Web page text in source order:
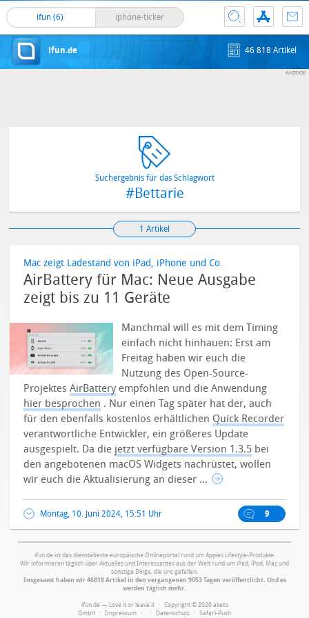
ifun (6) iphone-ticker
ifun.de 46 818 Artikel
Suchergebnis für das Schlagwort
#Bettarie
1 Artikel
Mac zeigt Ladestand von iPad, iPhone und Co.
AirBattery für Mac: Neue Ausgabe
zeigt bis zu 11 Geräte
Manchmal will es mit dem Timing
einfach nicht hinhauen: Erst am
Freitag haben wir euch die
Nutzung des Open-Source-
ProjektesAirBattery empfohlen und die Anwendung
hier besprochen . Nur einen Tag später hat der, auch
für den ebenfalls kostenlos erhältlichen Quick Recorder
verantwortliche Entwickler, ein größeres Update
ausgespielt. Da die jetzt verfügbare Version 1.3.5 bei
den angebotenen macOS Widgets nachrüstet, wollen
wir euch die Aktualisierung an dieser ...
Montag, 10. Juni 2024, 15:51 Uhr 9
ifun.de ist das dienstälteste europäische Onlineportal rund um Apples Lifestyle-Produkte.
Wir informieren täglich über Aktuelles und Interessantes aus der Welt rund um iPad, iPod, Mac und
sonstige Dinge, die uns gefallen.
Insgesamt haben wir 46818 Artikel in den vergangenen 9053 Tagen veröffentlicht. Und es
werden täglich mehr.
ifun.de — Love it or leave it · Copyright © 2026 aketo
GmbH · Impressum · · Datenschutz · Safari-Push